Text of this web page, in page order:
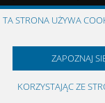
Fotel Emma jest
wszechstronność i
Nadaje się również
TA STRONA UŻYWA
ZAPOZNAJ
KORZYSTAJĄC ZE